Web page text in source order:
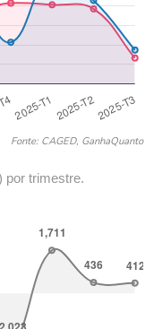
Fonte: CAGED, GanhaQuanto
por trimestre.